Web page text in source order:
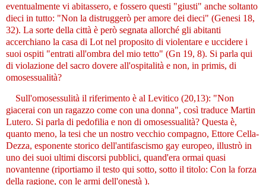
eventualmente vi abitassero, e fossero questi "giusti" anche soltanto
dieci in tutto: "Non la distruggerò per amore dei dieci" (Genesi 18,
32). La sorte della città è però segnata allorché gli abitanti
accerchiano la casa di Lot nel proposito di violentare e uccidere i
suoi ospiti "entrati all'ombra del mio tetto" (Gn 19, 8). Si parla qui
di violazione del sacro dovere all'ospitalità e non, in primis, di
omosessualità?
Sull'omosessulità il riferimento è al Levitico (20,13): "Non
giacerai con un ragazzo come con una donna", così traduce Martin
Lutero. Si parla di pedofilia e non di omosessualità? Questa è,
quanto meno, la tesi che un nostro vecchio compagno, Ettore Cella-
Dezza, esponente storico dell'antifascismo gay europeo, illustrò in
uno dei suoi ultimi discorsi pubblici, quand'era ormai quasi
novantenne (riportiamo il testo qui sotto, sotto il titolo: Con la forza
della ragione, con le armi dell'onestà ).